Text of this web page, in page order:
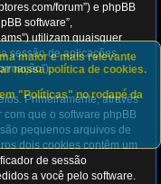
forum”) e phpBB
software”,
utilizam quaisquer
sessão de aplicações
Primeiramente, através
com que o software phpBB
pequenos arquivos de
dois cookies contêm um
de sessão
a você pelo software.
maior e mais relevante
nossa política de cookies.
"Políticas" no rodapé da